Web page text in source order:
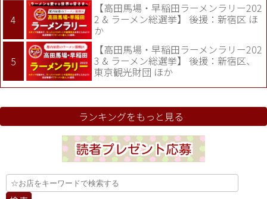
【高田馬場・早稲田ラーメンラリー202
2 & ラーメン総選挙】 後援：新宿区 ほ
か
【高田馬場・早稲田ラーメンラリー202
3 & ラーメン総選挙】 後援：新宿区、
東京観光財団 ほか
ランキングをもっと見る